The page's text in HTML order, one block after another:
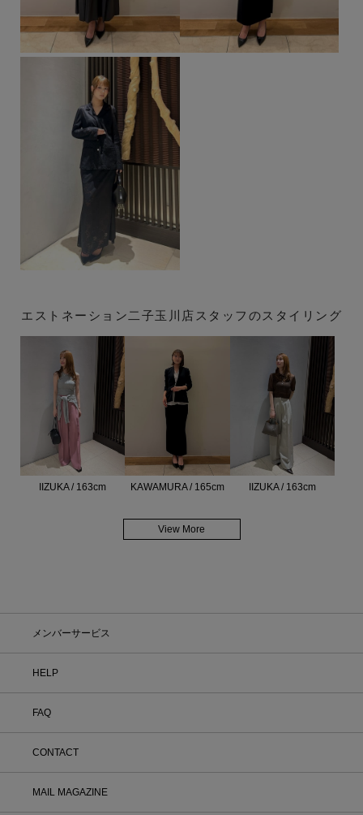
エストネーション二子玉川店スタッフのスタイリング
IIZUKA / 163cm KAWAMURA / 165cm IIZUKA / 163cm
View More
メンバーサービス
HELP
FAQ
CONTACT
MAIL MAGAZINE